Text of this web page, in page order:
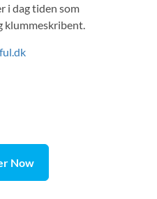
i dag tiden som
klummeskribent.
Now